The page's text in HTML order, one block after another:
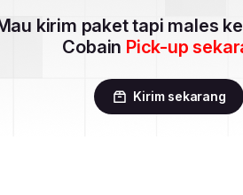
kirim paket tapi males
Cobain Pick-up
Kirim sekarang